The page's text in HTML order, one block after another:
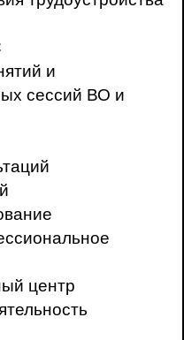
и
сессий ВО и
центр